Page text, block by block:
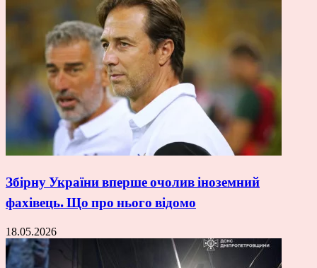
Збірну України вперше очолив іноземний
фахівець. Що про нього відомо
18.05.2026